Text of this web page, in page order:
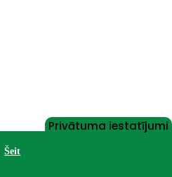
Privātuma iestatījumi
Šeit